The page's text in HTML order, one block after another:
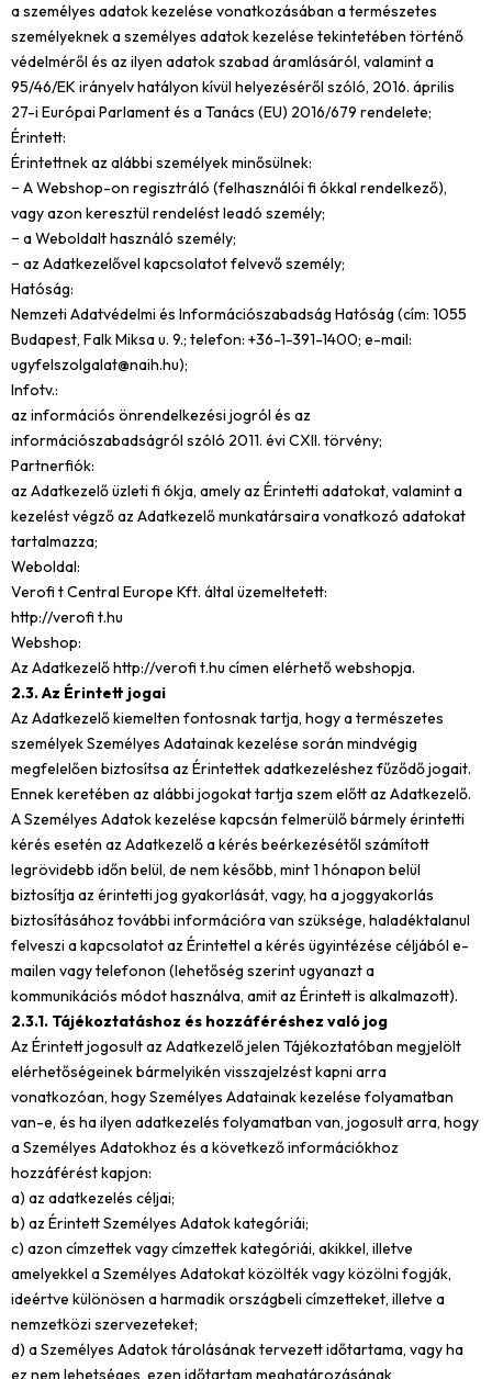
a személyes adatok kezelése vonatkozásában a természetes
személyeknek a személyes adatok kezelése tekintetében történő
védelméről és az ilyen adatok szabad áramlásáról, valamint a
95/46/EK irányelv hatályon kívül helyezéséről szóló, 2016. április
27-i Európai Parlament és a Tanács (EU) 2016/679 rendelete;
Érintett:
Érintettnek az alábbi személyek minősülnek:
− A Webshop-on regisztráló (felhasználói fi ókkal rendelkező),
vagy azon keresztül rendelést leadó személy;
− a Weboldalt használó személy;
− az Adatkezelővel kapcsolatot felvevő személy;
Hatóság:
Nemzeti Adatvédelmi és Információszabadság Hatóság (cím: 1055
Budapest, Falk Miksa u. 9.; telefon: +36-1-391-1400; e-mail:
ugyfelszolgalat@naih.hu);
Infotv.:
az információs önrendelkezési jogról és az
információszabadságról szóló 2011. évi CXII. törvény;
Partnerfiók:
az Adatkezelő üzleti fi ókja, amely az Érintetti adatokat, valamint a
kezelést végző az Adatkezelő munkatársaira vonatkozó adatokat
tartalmazza;
Weboldal:
Verofi t Central Europe Kft. által üzemeltetett:
http://verofi t.hu
Webshop:
Az Adatkezelő http://verofi t.hu címen elérhető webshopja.
2.3. Az Érintett jogai
Az Adatkezelő kiemelten fontosnak tartja, hogy a természetes
személyek Személyes Adatainak kezelése során mindvégig
megfelelően biztosítsa az Érintettek adatkezeléshez fűződő jogait.
Ennek keretében az alábbi jogokat tartja szem előtt az Adatkezelő.
A Személyes Adatok kezelése kapcsán felmerülő bármely érintetti
kérés esetén az Adatkezelő a kérés beérkezésétől számított
legrövidebb időn belül, de nem később, mint 1 hónapon belül
biztosítja az érintetti jog gyakorlását, vagy, ha a joggyakorlás
biztosításához további információra van szüksége, haladéktalanul
felveszi a kapcsolatot az Érintettel a kérés ügyintézése céljából e-
mailen vagy telefonon (lehetőség szerint ugyanazt a
kommunikációs módot használva, amit az Érintett is alkalmazott).
2.3.1. Tájékoztatáshoz és hozzáféréshez való jog
Az Érintett jogosult az Adatkezelő jelen Tájékoztatóban megjelölt
elérhetőségeinek bármelyikén visszajelzést kapni arra
vonatkozóan, hogy Személyes Adatainak kezelése folyamatban
van-e, és ha ilyen adatkezelés folyamatban van, jogosult arra, hogy
a Személyes Adatokhoz és a következő információkhoz
hozzáférést kapjon:
a) az adatkezelés céljai;
b) az Érintett Személyes Adatok kategóriái;
c) azon címzettek vagy címzettek kategóriái, akikkel, illetve
amelyekkel a Személyes Adatokat közölték vagy közölni fogják,
ideértve különösen a harmadik országbeli címzetteket, illetve a
nemzetközi szervezeteket;
d) a Személyes Adatok tárolásának tervezett időtartama, vagy ha
ez nem lehetséges, ezen időtartam meghatározásának